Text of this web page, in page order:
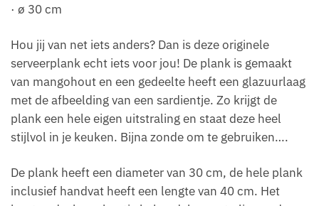
· ø 30 cm
Hou jij van net iets anders? Dan is deze originele
serveerplank echt iets voor jou! De plank is gemaakt
van mangohout en een gedeelte heeft een glazuurlaag
met de afbeelding van een sardientje. Zo krijgt de
plank een hele eigen uitstraling en staat deze heel
stijlvol in je keuken. Bijna zonde om te gebruiken….
De plank heeft een diameter van 30 cm, de hele plank
inclusief handvat heeft een lengte van 40 cm. Het